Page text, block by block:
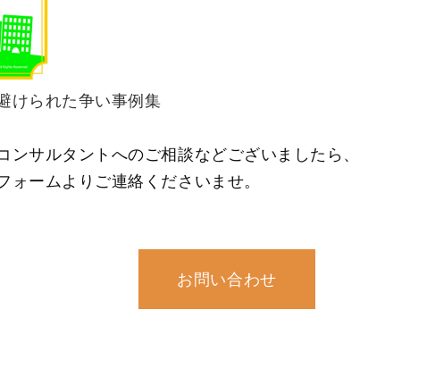
けられた争い事例集
サルタントへのご相談などございましたら、
ームよりご連絡くださいませ。
お問い合わせ